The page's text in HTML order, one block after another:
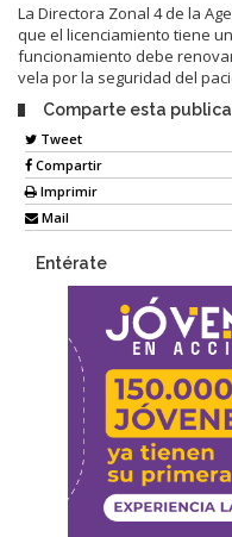
La Directora Zonal 4 de la
que el licenciamiento tiene
funcionamiento debe
vela por la seguridad del
Comparte esta
Tweet
Compartir
Imprimir
Mail
Entérate